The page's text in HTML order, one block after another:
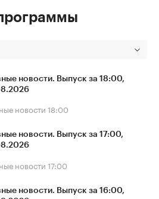
новости. Выпуск за 18:00,
новости18:00
новости. Выпуск за 17:00,
новости17:00
новости. Выпуск за 16:00,